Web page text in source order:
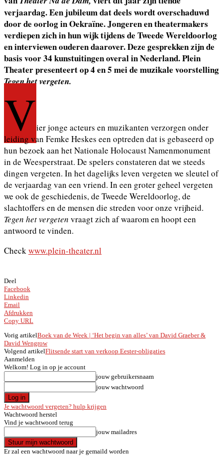
verjaardag. Een jubileum dat deels wordt overschaduwd
door de oorlog in Oekraïne. Jongeren en theatermakers
verdiepen zich in hun wijk tijdens de Tweede Wereldoorlog
en interviewen ouderen daarover. Deze gesprekken zijn de
basis voor 34 kunstuitingen overal in Nederland. Plein
Theater presenteert op 4 en 5 mei de muzikale voorstelling
Tegen het vergeten.
Vier jonge acteurs en muzikanten verzorgen onder
leiding van Femke Heskes een optreden dat is gebaseerd op
hun bezoek aan het Nationale Holocaust Namenmonument
in de Weesperstraat. De spelers constateren dat we steeds
dingen vergeten. In het dagelijks leven vergeten we sleutel of
de verjaardag van een vriend. In een groter geheel vergeten
we ook de geschiedenis, de Tweede Wereldoorlog, de
slachtoffers en de mensen die streden voor onze vrijheid.
Tegen het vergeten vraagt zich af waarom en hoopt een
antwoord te vinden.
Checkwww.plein-theater.nl
Deel
Facebook
Linkedin
Email
Afdrukken
Copy URL
Vorig artikelBoek van de Week | ‘Het begin van alles’ van David Graeber &
David Wengrow
Volgend artikelFlitsende start van verkoop Eester-obligaties
Aanmelden
Welkom! Log in op je account
jouw gebruikersnaam
jouw wachtwoord
Je wachtwoord vergeten? hulp krijgen
Wachtwoord herstel
Vind je wachtwoord terug
jouw mailadres
Er zal een wachtwoord naar je gemaild worden